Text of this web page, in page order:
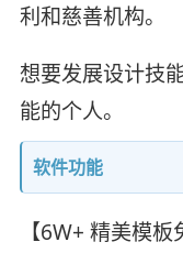
利和慈善机构。
想要发展设计技
能的个人。
软件功能
【6W+ 精美模板